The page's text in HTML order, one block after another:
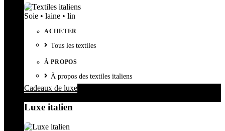
Soie • laine • lin
ACHETER
Tous les textiles
À PROPOS
À propos des textiles italiens
Cadeaux de luxe
Luxe italien